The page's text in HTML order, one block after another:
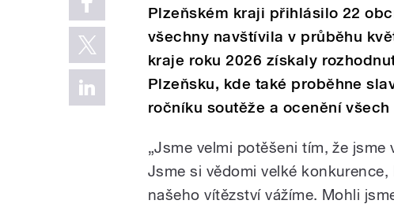
Plzeňském kraji přihlásilo 22
všechny navštívila v průběhu
kraje roku 2026 získaly
Plzeňsku, kde také proběhne
ročníku soutěže a ocenění
„Jsme velmi potěšeni tím, že jsme
Jsme si vědomi velké
našeho vítězství vážíme. Mohli